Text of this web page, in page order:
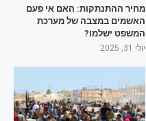
מחיר ההתנתקות: האם אי פעם
האשמים במצבה של מערכת
המשפט ישלמו?
יולי 31, 2025